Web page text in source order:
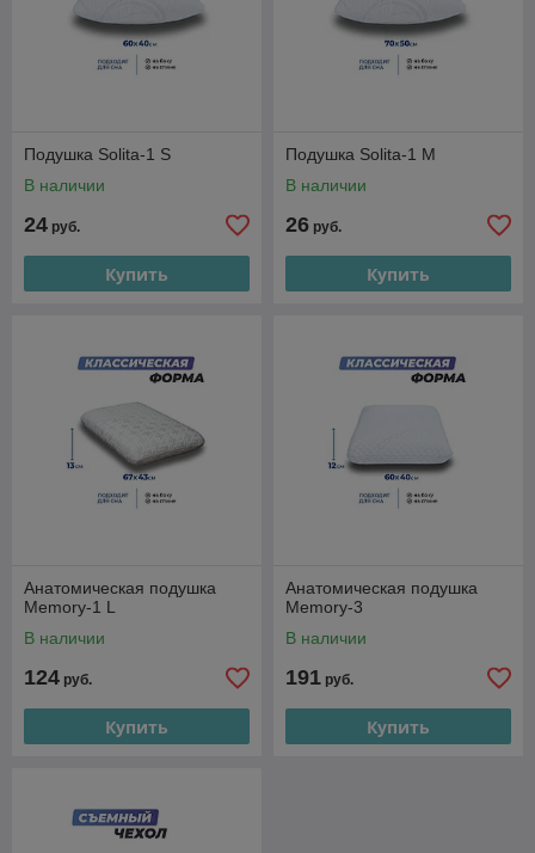
Подушка Solita-1 S
В наличии
24 руб.
Купить
Подушка Solita-1 М
В наличии
26 руб.
Купить
Анатомическая подушка
Memory-1 L
В наличии
124 руб.
Купить
Анатомическая подушка
Memory-3
В наличии
191 руб.
Купить